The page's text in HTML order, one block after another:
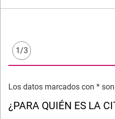
1/3
Los datos marcados con *
¿PARA QUIÉN ES LA